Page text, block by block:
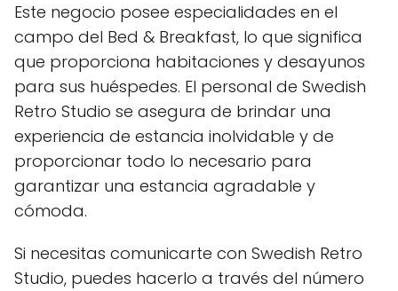
Este negocio posee especialidades en el
campo del Bed & Breakfast, lo que significa
que proporciona habitaciones y desayunos
para sus huéspedes. El personal de Swedish
Retro Studio se asegura de brindar una
experiencia de estancia inolvidable y de
proporcionar todo lo necesario para
garantizar una estancia agradable y
cómoda.
Si necesitas comunicarte con Swedish Retro
Studio, puedes hacerlo a través del número